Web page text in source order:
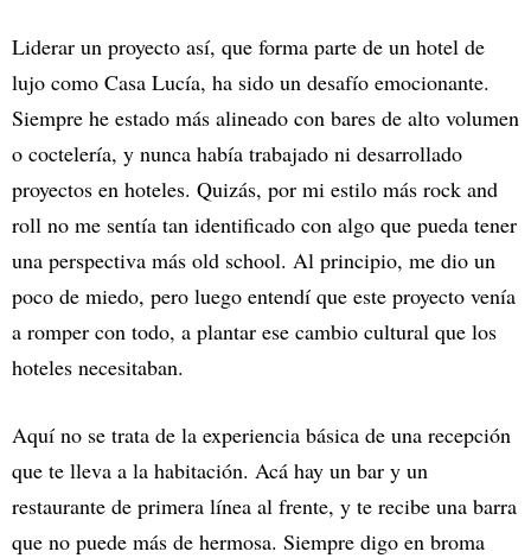
Liderar un proyecto así, que forma parte de un hotel de
lujo como Casa Lucía, ha sido un desafío emocionante.
Siempre he estado más alineado con bares de alto volumen
o coctelería, y nunca había trabajado ni desarrollado
proyectos en hoteles. Quizás, por mi estilo más rock and
roll no me sentía tan identificado con algo que pueda tener
una perspectiva más old school. Al principio, me dio un
poco de miedo, pero luego entendí que este proyecto venía
a romper con todo, a plantar ese cambio cultural que los
hoteles necesitaban.
Aquí no se trata de la experiencia básica de una recepción
que te lleva a la habitación. Acá hay un bar y un
restaurante de primera línea al frente, y te recibe una barra
que no puede más de hermosa. Siempre digo en broma